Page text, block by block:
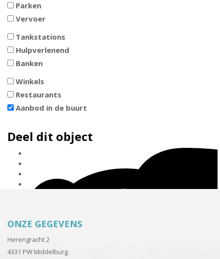
Parken
Vervoer
Tankstations
Hulpverlenend
Banken
Winkels
Restaurants
Aanbod in de buurt
Deel dit object
ONZE GEGEVENS
Herengracht 2
4331 PW Middelburg